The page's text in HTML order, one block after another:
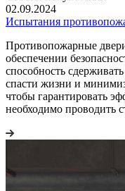
02.09.2024
Испытания
Противопожарные
обеспечении
способность
спасти жизни и
чтобы гарантировать
необходимо проводить